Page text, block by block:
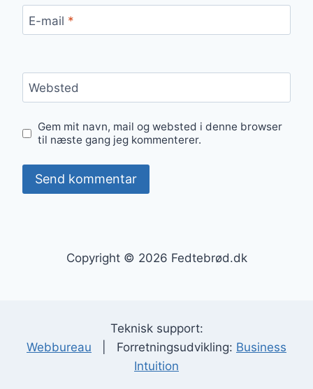
E-mail *
Websted
Gem mit navn, mail og websted i denne browser
til næste gang jeg kommenterer.
Copyright © 2026 Fedtebrød.dk
Teknisk support:
Webbureau | Forretningsudvikling: Business
Intuition